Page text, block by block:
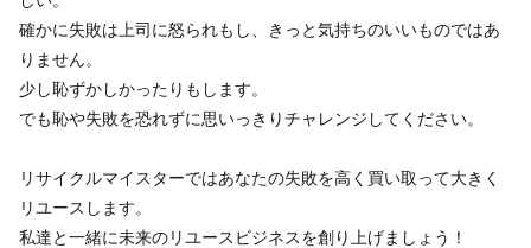
確かに失敗は上司に怒られもし、きっと気持ちのいいものではあ
りません。
少し恥ずかしかったりもします。
でも恥や失敗を恐れずに思いっきりチャレンジしてください。
リサイクルマイスターではあなたの失敗を高く買い取って大きく
リユースします。
私達と一緒に未来のリユースビジネスを創り上げましょう！